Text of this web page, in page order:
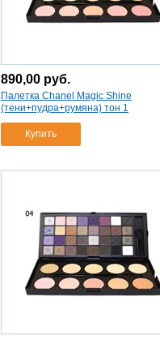
890,00 руб.
Палетка Chanel Magic Shine
(тени+пудра+румяна) тон 1
Купить